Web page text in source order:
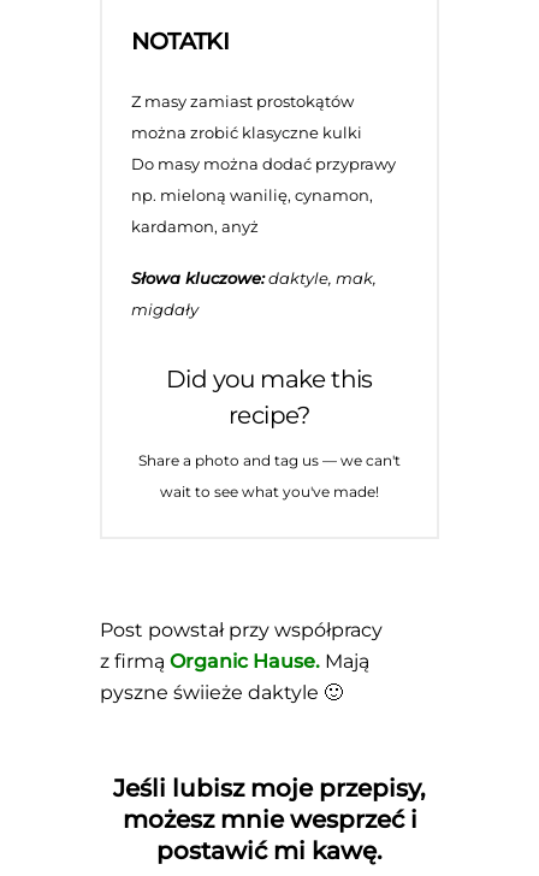
NOTATKI
Z masy zamiast prostokątów
można zrobić klasyczne kulki
Do masy można dodać przyprawy
np. mieloną wanilię, cynamon,
kardamon, anyż
Słowa kluczowe:daktyle, mak,
migdały
Did you make this
recipe?
Share a photo and tag us — we can't
wait to see what you've made!
Post powstał przy współpracy
z firmą Organic Hause. Mają
pyszne świieże daktyle 🙂
Jeśli lubisz moje przepisy,
możesz mnie wesprzeć i
postawić mi kawę.